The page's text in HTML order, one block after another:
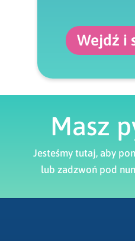
Wejdź i
Masz
Jesteśmy tutaj, aby
lub zadzwoń pod